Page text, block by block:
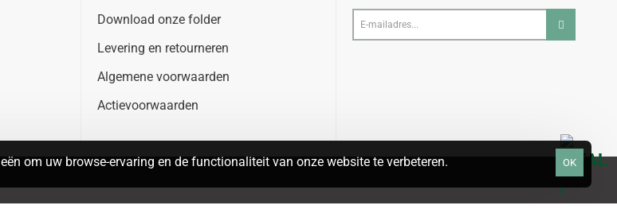
om uw browse-ervaring en de functionaliteit van onze website te verbeteren. OK
Download onze folder
Levering en retourneren
Algemene voorwaarden
Actievoorwaarden
E-
mailadres...